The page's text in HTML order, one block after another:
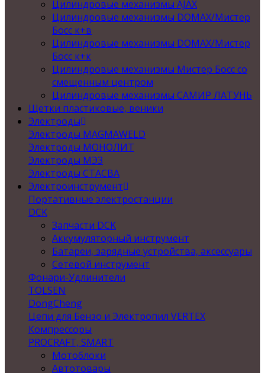
Цилиндровые механизмы AJAX
Цилиндровые механизмы DOMAX/Мистер
Босс к+в
Цилиндровые механизмы DOMAX/Мистер
Босс к+к
Цилиндровые механизмы Мистер Босс со
смещенным центром
Цилиндровые механизмы САМИР ЛАТУНЬ
Щетки пластиковые, веники
Электроды
Электроды MAGMAWELD
Электроды МОНОЛИТ
Электроды МЭЗ
Электроды СТАСВА
Электроинструмент
Портативные электростанции
DCK
Запчасти DCK
Аккумуляторный инструмент
Батареи, зарядные устройства, аксессуары
Сетевой инструмент
Фонари-Удлинители
TOLSEN
DongCheng
Цепи для Бензо и Электропил VERTEX
Компрессоры
PROCRAFT, SMART
Мотоблоки
Автотовары